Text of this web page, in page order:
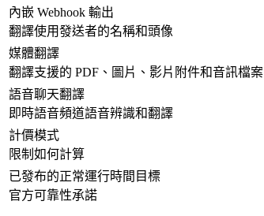
內嵌 Webhook 輸出
翻譯使用發送者的名稱和頭像
媒體翻譯
翻譯支援的 PDF、圖片、影片附件和音訊檔案
語音聊天翻譯
即時語音頻道語音辨識和翻譯
計價模式
限制如何計算
已發布的正常運行時間目標
官方可靠性承諾